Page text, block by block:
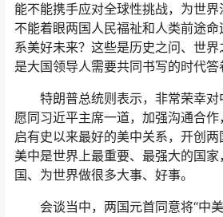
能不能携手应对全球性挑战，为世
不能着眼两国人民福祉和人类前途
系美好未来？这些是历史之问、世
是大国领导人需要共同书写的时代答
特朗普总统则表示，非常荣幸对
愿同习近平主席一道，加强沟通合
启有史以来最好的美中关系，开创两
美中是世界上最重要、最强大的国
国、为世界做很多大事、好事。
会谈当中，两国元首同意将“中美